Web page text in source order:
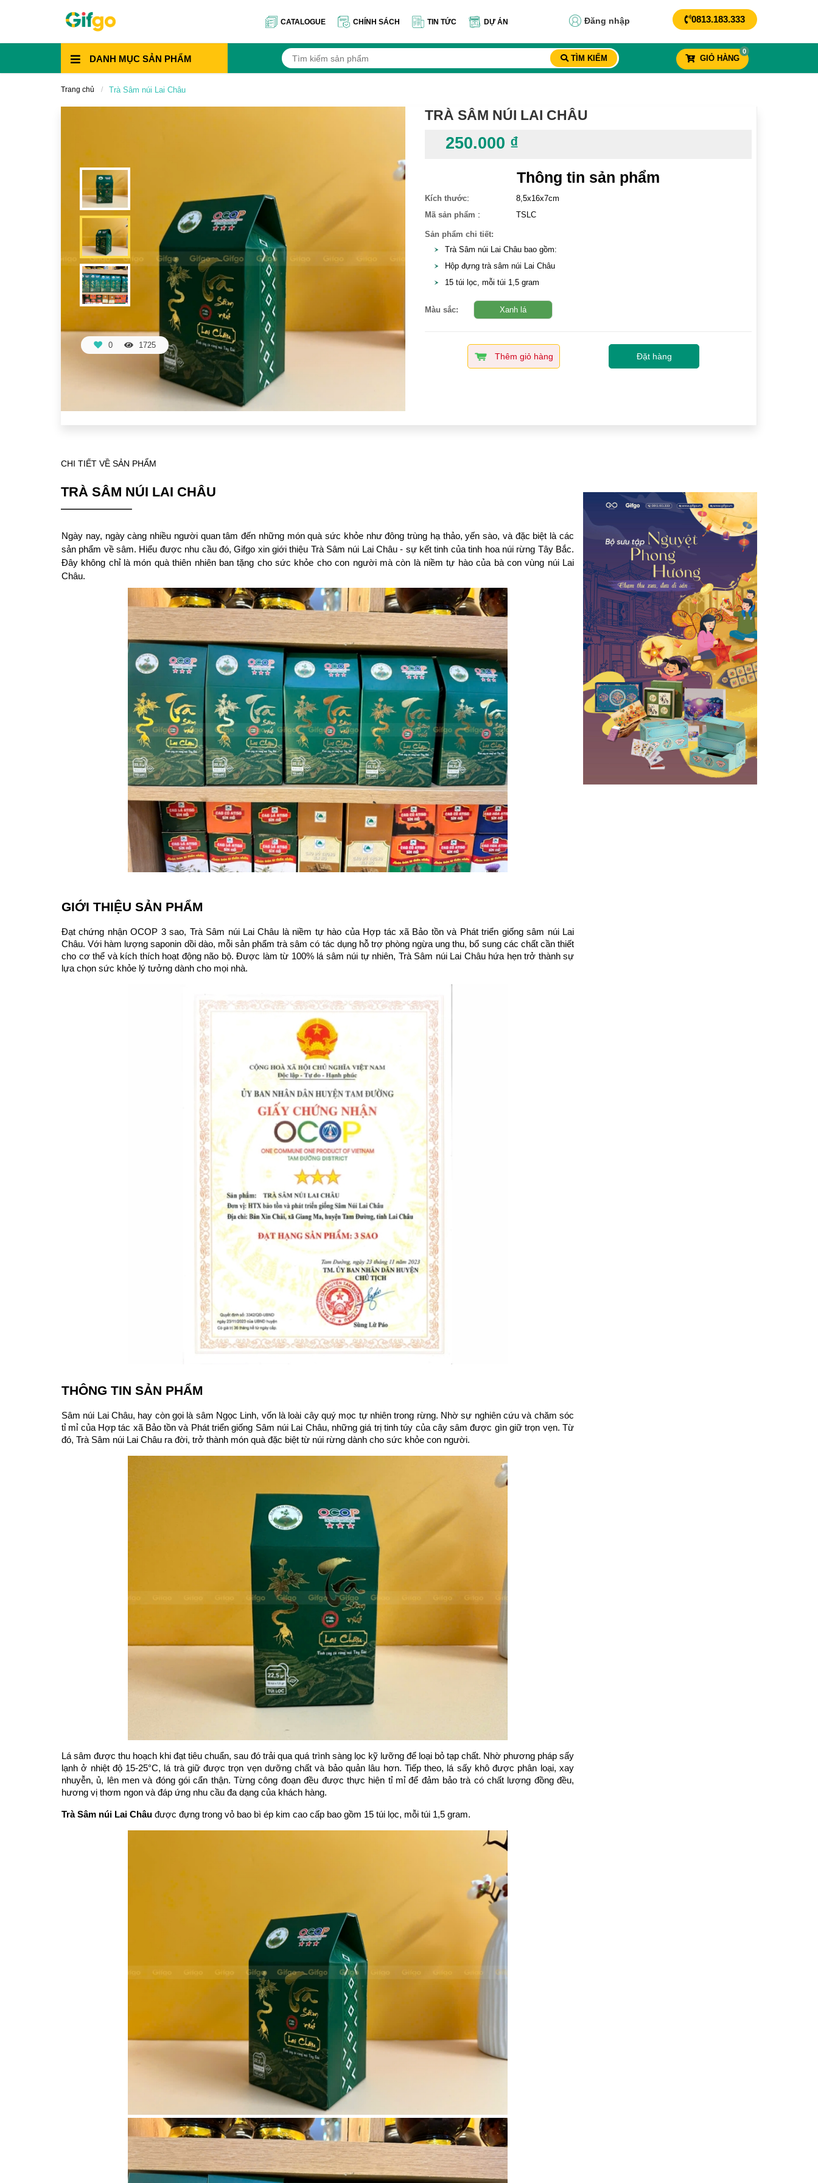
CATALOGUE CHÍNH SÁCH TIN TỨC DỰ ÁN Đăng nhập 0813.183.333
DANH MỤC SẢN PHẨM TÌM KIẾM GIỎ HÀNG
0
Trang chủ Trà Sâm núi Lai Châu
1725
TRÀ SÂM NÚI LAI CHÂU
250.000 ₫
Thông tin sản phẩm
Kích thước:
8,5x16x7cm
Mã sản phẩm : TSLC
Sản phẩm chi tiết:
Trà Sâm núi Lai Châu bao gồm:
Hộp đựng trà sâm núi Lai Châu
15 túi lọc, mỗi túi 1,5 gram
Màu sắc: Xanh lá
Thêm giỏ hàng Đặt hàng
CHI TIẾT VỀ SẢN PHẨM
TRÀ SÂM NÚI LAI CHÂU
Ngày nay, ngày càng nhiều người quan tâm đến những món quà sức khỏe như đông trùng hạ thảo, yến sào, và đặc biệt là các
sản phẩm về sâm. Hiểu được nhu cầu đó, Gifgo xin giới thiệu Trà Sâm núi Lai Châu - sự kết tinh của tinh hoa núi rừng Tây Bắc.
Đây không chỉ là món quà thiên nhiên ban tặng cho sức khỏe cho con người mà còn là niềm tự hào của bà con vùng núi Lai
Châu.
GIỚI THIỆU SẢN PHẨM
Đạt chứng nhận OCOP 3 sao, Trà Sâm núi Lai Châu là niềm tự hào của Hợp tác xã Bảo tồn và Phát triển giống sâm núi Lai
Châu. Với hàm lượng saponin dồi dào, mỗi sản phẩm trà sâm có tác dụng hỗ trợ phòng ngừa ung thu, bổ sung các chất cần thiết
cho cơ thể và kích thích hoạt động não bộ. Được làm từ 100% lá sâm núi tự nhiên, Trà Sâm núi Lai Châu hứa hẹn trở thành sự
lựa chọn sức khỏe lý tưởng dành cho mọi nhà.
THÔNG TIN SẢN PHẨM
Sâm núi Lai Châu, hay còn gọi là sâm Ngọc Linh, vốn là loài cây quý mọc tự nhiên trong rừng. Nhờ sự nghiên cứu và chăm sóc
tỉ mỉ của Hợp tác xã Bảo tồn và Phát triển giống Sâm núi Lai Châu, những giá trị tinh túy của cây sâm được gìn giữ trọn vẹn. Từ
đó, Trà Sâm núi Lai Châu ra đời, trở thành món quà đặc biệt từ núi rừng dành cho sức khỏe con người.
Lá sâm được thu hoạch khi đạt tiêu chuẩn, sau đó trải qua quá trình sàng lọc kỹ lưỡng để loại bỏ tạp chất. Nhờ phương pháp sấy
lạnh ở nhiệt độ 15-25°C, lá trà giữ được trọn vẹn dưỡng chất và bảo quản lâu hơn. Tiếp theo, lá sấy khô được phân loại, xay
nhuyễn, ủ, lên men và đóng gói cẩn thận. Từng công đoạn đều được thực hiện tỉ mỉ để đảm bảo trà có chất lượng đồng đều,
hương vị thơm ngon và đáp ứng nhu cầu đa dạng của khách hàng.
Trà Sâm núi Lai Châu được đựng trong vỏ bao bì ép kim cao cấp bao gồm 15 túi lọc, mỗi túi 1,5 gram.